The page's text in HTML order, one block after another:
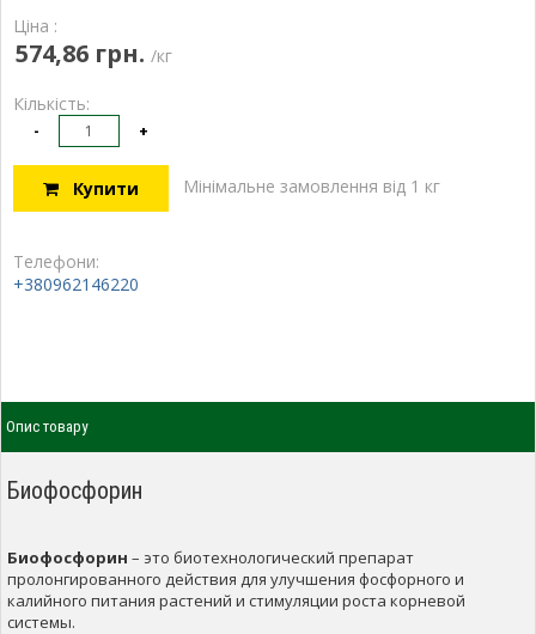
Ціна :
574,86 грн. /кг
Кількість:
- +
Купити Мінімальне замовлення від 1 кг
Телефони:
+380962146220
Опис товару
Биофосфорин
Биофосфорин – это биотехнологический препарат
пролонгированного действия для улучшения фосфорного и
калийного питания растений и стимуляции роста корневой
системы.